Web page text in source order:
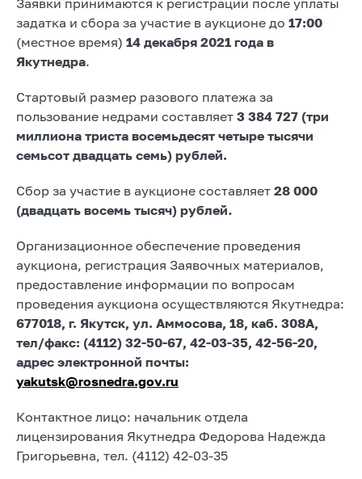
задатка и сбора за участие в аукционе до 17:00
(местное время) 14 декабря 2021 года в
Якутнедра.
Стартовый размер разового платежа за
пользование недрами составляет 3 384 727 (три
миллиона триста восемьдесят четыре тысячи
семьсот двадцать семь) рублей.
Сбор за участие в аукционе составляет 28 000
(двадцать восемь тысяч) рублей.
Организационное обеспечение проведения
аукциона, регистрация Заявочных материалов,
предоставление информации по вопросам
проведения аукциона осуществляются Якутнедра:
677018, г. Якутск, ул. Аммосова, 18, каб. 308А,
тел/факс: (4112) 32-50-67, 42-03-35, 42-56-20,
адрес электронной почты:
yakutsk@rosnedra.gov.ru
Контактное лицо: начальник отдела
лицензирования Якутнедра Федорова Надежда
Григорьевна, тел. (4112) 42-03-35